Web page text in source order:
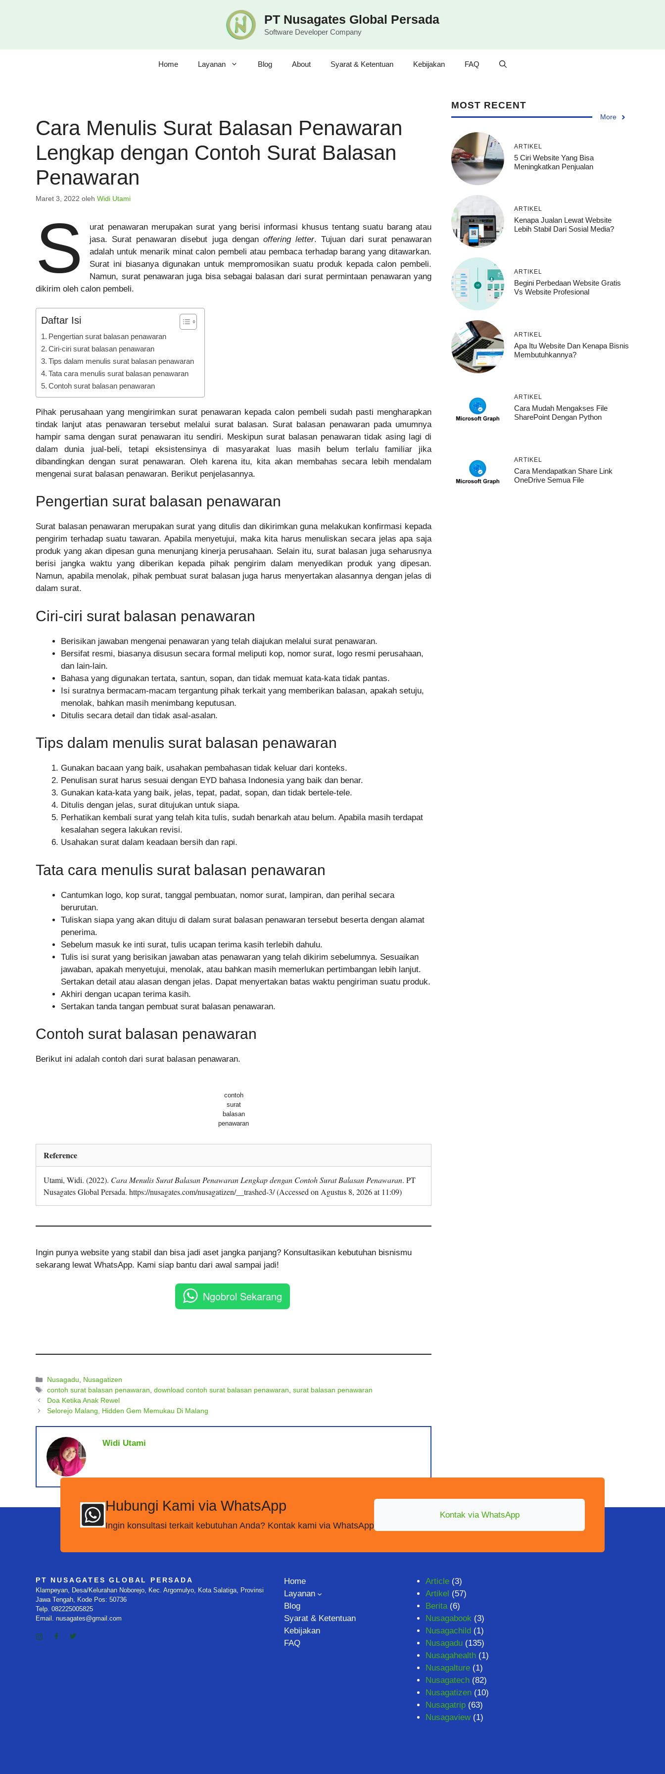
PT Nusagates Global Persada
Software Developer Company
Home Layanan Blog About Syarat & Ketentuan Kebijakan FAQ
Cara Menulis Surat Balasan Penawaran
Lengkap dengan Contoh Surat Balasan
Penawaran
Maret 3, 2022 oleh Widi Utami
S
urat penawaran merupakan surat yang berisi informasi khusus tentang suatu barang atau
jasa. Surat penawaran disebut juga dengan offering letter. Tujuan dari surat penawaran
adalah untuk menarik minat calon pembeli atau pembaca terhadap barang yang ditawarkan.
Surat ini biasanya digunakan untuk mempromosikan suatu produk kepada calon pembeli.
Namun, surat penawaran juga bisa sebagai balasan dari surat permintaan penawaran yang
dikirim oleh calon pembeli.
Daftar Isi
Pengertian surat balasan penawaran
Ciri-ciri surat balasan penawaran
Tips dalam menulis surat balasan penawaran
Tata cara menulis surat balasan penawaran
Contoh surat balasan penawaran
Pihak perusahaan yang mengirimkan surat penawaran kepada calon pembeli sudah pasti mengharapkan
tindak lanjut atas penawaran tersebut melalui surat balasan. Surat balasan penawaran pada umumnya
hampir sama dengan surat penawaran itu sendiri. Meskipun surat balasan penawaran tidak asing lagi di
dalam dunia jual-beli, tetapi eksistensinya di masyarakat luas masih belum terlalu familiar jika
dibandingkan dengan surat penawaran. Oleh karena itu, kita akan membahas secara lebih mendalam
mengenai surat balasan penawaran. Berikut penjelasannya.
Pengertian surat balasan penawaran
Surat balasan penawaran merupakan surat yang ditulis dan dikirimkan guna melakukan konfirmasi kepada
pengirim terhadap suatu tawaran. Apabila menyetujui, maka kita harus menuliskan secara jelas apa saja
produk yang akan dipesan guna menunjang kinerja perusahaan. Selain itu, surat balasan juga seharusnya
berisi jangka waktu yang diberikan kepada pihak pengirim dalam menyedikan produk yang dipesan.
Namun, apabila menolak, pihak pembuat surat balasan juga harus menyertakan alasannya dengan jelas di
dalam surat.
Ciri-ciri surat balasan penawaran
Berisikan jawaban mengenai penawaran yang telah diajukan melalui surat penawaran.
Bersifat resmi, biasanya disusun secara formal meliputi kop, nomor surat, logo resmi perusahaan,
dan lain-lain.
Bahasa yang digunakan tertata, santun, sopan, dan tidak memuat kata-kata tidak pantas.
Isi suratnya bermacam-macam tergantung pihak terkait yang memberikan balasan, apakah setuju,
menolak, bahkan masih menimbang keputusan.
Ditulis secara detail dan tidak asal-asalan.
Tips dalam menulis surat balasan penawaran
Gunakan bacaan yang baik, usahakan pembahasan tidak keluar dari konteks.
Penulisan surat harus sesuai dengan EYD bahasa Indonesia yang baik dan benar.
Gunakan kata-kata yang baik, jelas, tepat, padat, sopan, dan tidak bertele-tele.
Ditulis dengan jelas, surat ditujukan untuk siapa.
Perhatikan kembali surat yang telah kita tulis, sudah benarkah atau belum. Apabila masih terdapat
kesalahan segera lakukan revisi.
Usahakan surat dalam keadaan bersih dan rapi.
Tata cara menulis surat balasan penawaran
Cantumkan logo, kop surat, tanggal pembuatan, nomor surat, lampiran, dan perihal secara
berurutan.
Tuliskan siapa yang akan dituju di dalam surat balasan penawaran tersebut beserta dengan alamat
penerima.
Sebelum masuk ke inti surat, tulis ucapan terima kasih terlebih dahulu.
Tulis isi surat yang berisikan jawaban atas penawaran yang telah dikirim sebelumnya. Sesuaikan
jawaban, apakah menyetujui, menolak, atau bahkan masih memerlukan pertimbangan lebih lanjut.
Sertakan detail atau alasan dengan jelas. Dapat menyertakan batas waktu pengiriman suatu produk.
Akhiri dengan ucapan terima kasih.
Sertakan tanda tangan pembuat surat balasan penawaran.
Contoh surat balasan penawaran
Berikut ini adalah contoh dari surat balasan penawaran.
contoh
surat
balasan
penawaran
Reference
Utami, Widi. (2022). Cara Menulis Surat Balasan Penawaran Lengkap dengan Contoh Surat Balasan Penawaran. PT
Nusagates Global Persada. https://nusagates.com/nusagatizen/__trashed-3/ (Accessed on Agustus 8, 2026 at 11:09)
Ingin punya website yang stabil dan bisa jadi aset jangka panjang? Konsultasikan kebutuhan bisnismu
sekarang lewat WhatsApp. Kami siap bantu dari awal sampai jadi!
Ngobrol Sekarang
Kategori
Nusagadu, Nusagatizen
Tag
contoh surat balasan penawaran,download contoh surat balasan penawaran,surat balasan penawaran
Doa Ketika Anak Rewel
Selorejo Malang, Hidden Gem Memukau Di Malang
Widi Utami
MOST RECENT
More
ARTIKEL
5 Ciri Website Yang Bisa
Meningkatkan Penjualan
ARTIKEL
Kenapa Jualan Lewat Website
Lebih Stabil Dari Sosial Media?
ARTIKEL
Begini Perbedaan Website Gratis
Vs Website Profesional
ARTIKEL
Apa Itu Website Dan Kenapa Bisnis
Membutuhkannya?
ARTIKEL
Cara Mudah Mengakses File
SharePoint Dengan Python
ARTIKEL
Cara Mendapatkan Share Link
OneDrive Semua File
Hubungi Kami via WhatsApp
Ingin konsultasi terkait kebutuhan Anda? Kontak kami via WhatsApp
Kontak via WhatsApp
PT NUSAGATES GLOBAL PERSADA
Klampeyan, Desa/Kelurahan Noborejo, Kec. Argomulyo, Kota Salatiga, Provinsi
Jawa Tengah, Kode Pos: 50736
Telp. 082225005825
Email. nusagates@gmail.com
Home
Layanan
Blog
Syarat & Ketentuan
Kebijakan
FAQ
Article (3)
Artikel (57)
Berita(6)
Nusagabook (3)
Nusagachild (1)
Nusagadu (135)
Nusagahealth (1)
Nusagalture (1)
Nusagatech (82)
Nusagatizen (10)
Nusagatrip (63)
Nusagaview(1)